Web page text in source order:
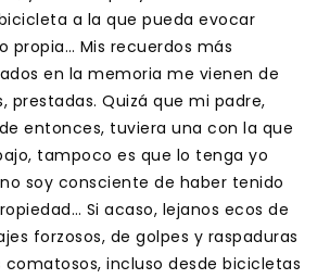
a la que pueda evocar
propia… Mis recuerdos más
en la memoria me vienen de
prestadas. Quizá que mi padre,
entonces, tuviera una con la que
tampoco es que lo tenga yo
soy consciente de haber tenido
Si acaso, lejanos ecos de
forzosos, de golpes y raspaduras
comatosos, incluso desde bicicletas